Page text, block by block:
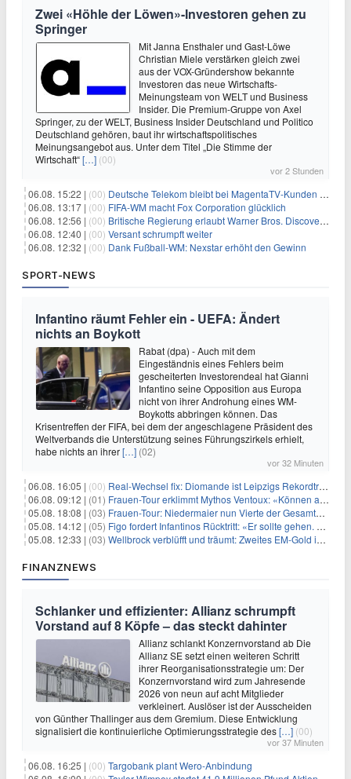
Zwei «Höhle der Löwen»-Investoren gehen zu
Springer
Mit Janna Ensthaler und Gast-Löwe
Christian Miele verstärken gleich zwei
aus der VOX-Gründershow bekannte
Investoren das neue Wirtschafts-
Meinungsteam von WELT und Business
Insider. Die Premium-Gruppe von Axel
Springer, zu der WELT, Business Insider Deutschland und Politico
Deutschland gehören, baut ihr wirtschaftspolitisches
Meinungsangebot aus. Unter dem Titel „Die Stimme der
Wirtschaft“[…] (00)
vor 2 Stunden
06.08. 15:22 | (00) Deutsche Telekom bleibt bei MagentaTV-Kunden vage
06.08. 13:17 | (00) FIFA-WM macht Fox Corporation glücklich
06.08. 12:56 | (00) Britische Regierung erlaubt Warner Bros. Discovery-Übernahme
06.08. 12:40 | (00) Versant schrumpft weiter
06.08. 12:32 | (00) Dank Fußball-WM: Nexstar erhöht den Gewinn
SPORT-NEWS
Infantino räumt Fehler ein - UEFA: Ändert
nichts an Boykott
Rabat (dpa) - Auch mit dem
Eingeständnis eines Fehlers beim
gescheiterten Investorendeal hat Gianni
Infantino seine Opposition aus Europa
nicht von ihrer Androhung eines WM-
Boykotts abbringen können. Das
Krisentreffen der FIFA, bei dem der angeschlagene Präsident des
Weltverbands die Unterstützung seines Führungszirkels erhielt,
habe nichts an ihrer[…] (02)
vor 32 Minuten
06.08. 16:05 | (00) Real-Wechsel fix: Diomande ist Leipzigs Rekordtransfer
06.08. 09:12 | (01) Frauen-Tour erklimmt Mythos Ventoux: «Können alles schaffen»
05.08. 18:08 | (03) Frauen-Tour: Niedermaier nun Vierte der Gesamtwertung
05.08. 14:12 | (05) Figo fordert Infantinos Rücktritt: «Er sollte gehen. Jetzt»
05.08. 12:33 | (03) Wellbrock verblüfft und träumt: Zweites EM-Gold in Paris
FINANZNEWS
Schlanker und effizienter: Allianz schrumpft
Vorstand auf 8 Köpfe – das steckt dahinter
Allianz schlankt Konzernvorstand ab Die
Allianz SE setzt einen weiteren Schritt
ihrer Reorganisationsstrategie um: Der
Konzernvorstand wird zum Jahresende
2026 von neun auf acht Mitglieder
verkleinert. Auslöser ist der Ausscheiden
von Günther Thallinger aus dem Gremium. Diese Entwicklung
signalisiert die kontinuierliche Optimierungsstrategie des[…] (00)
vor 37 Minuten
06.08. 16:25 | (00) Targobank plant Wero-Anbindung